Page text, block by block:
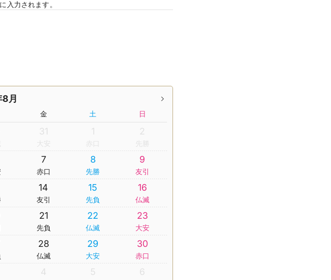
入力されます。
月
金 土 日
31
大安
1
赤口
2
先勝
7
赤口
8
先勝
9
友引
14
友引
15
先負
16
仏滅
21
先負
22
仏滅
23
大安
28
仏滅
29
大安
30
赤口
4 5 6